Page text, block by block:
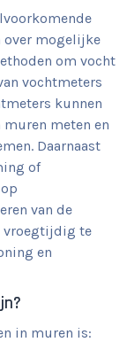
over mogelijke
om vocht
vochtmeters
kunnen
meten en
Daarnaast
of
van de
vroegtijdig te
en
in muren is: